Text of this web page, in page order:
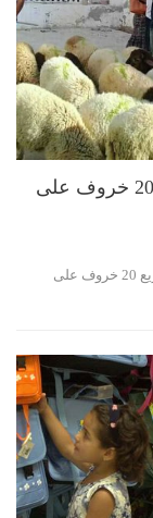
صفاقس : جمعية اللمة الصفاقسية توزع 20 خروف على
بمناسبة عيد الاضحى قامت جمعية اللمة الصفاقسية بتوزيع 20 خروف على